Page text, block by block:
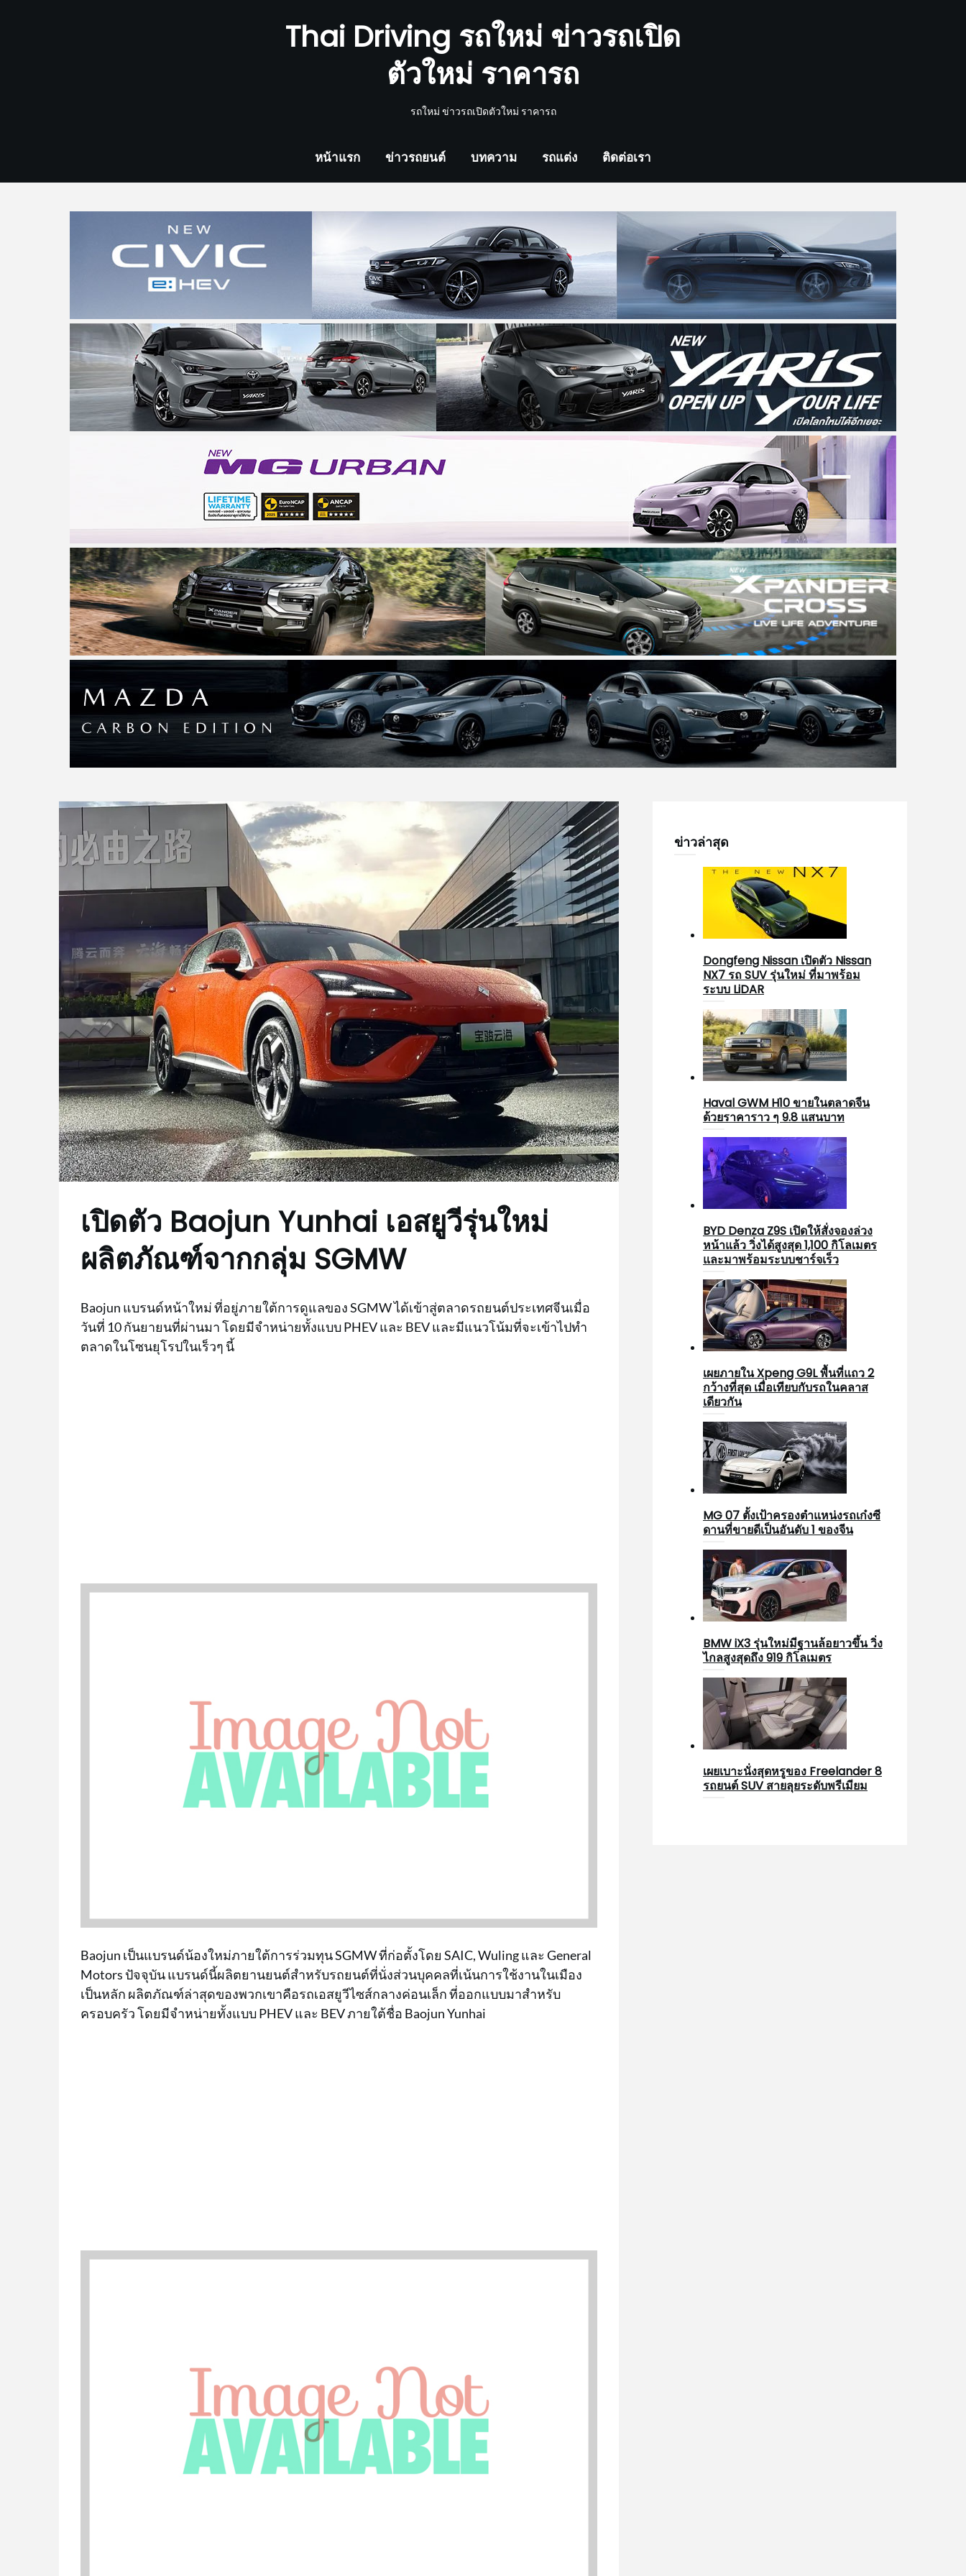
Thai Driving รถใหม่ ข่าวรถเปิด
ตัวใหม่ ราคารถ
รถใหม่ ข่าวรถเปิดตัวใหม่ ราคารถ
หน้าแรก ข่าวรถยนต์ บทความ รถแต่ง ติดต่อเรา
เปิดตัว Baojun Yunhai เอสยูวีรุ่นใหม่
ผลิตภัณฑ์จากกลุ่ม SGMW
Baojun แบรนด์หน้าใหม่ ที่อยู่ภายใต้การดูแลของ SGMW ได้เข้าสู่ตลาดรถยนต์ประเทศจีนเมื่อ
วันที่ 10 กันยายนที่ผ่านมา โดยมีจำหน่ายทั้งแบบ PHEV และ BEV และมีแนวโน้มที่จะเข้าไปทำ
ตลาดในโซนยุโรปในเร็วๆ นี้
Baojun เป็นแบรนด์น้องใหม่ภายใต้การร่วมทุน SGMW ที่ก่อตั้งโดย SAIC, Wuling และ General
Motors ปัจจุบัน แบรนด์นี้ผลิตยานยนต์สำหรับรถยนต์ที่นั่งส่วนบุคคลที่เน้นการใช้งานในเมือง
เป็นหลัก ผลิตภัณฑ์ล่าสุดของพวกเขาคือรถเอสยูวีไซส์กลางค่อนเล็ก ที่ออกแบบมาสำหรับ
ครอบครัว โดยมีจำหน่ายทั้งแบบ PHEV และ BEV ภายใต้ชื่อ Baojun Yunhai
ข่าวล่าสุด
Dongfeng Nissan เปิดตัว Nissan
NX7 รถ SUV รุ่นใหม่ ที่มาพร้อม
ระบบ LiDAR
Haval GWM H10 ขายในตลาดจีน
ด้วยราคาราว ๆ 9.8 แสนบาท
BYD Denza Z9S เปิดให้สั่งจองล่วง
หน้าแล้ว วิ่งได้สูงสุด 1,100 กิโลเมตร
และมาพร้อมระบบชาร์จเร็ว
เผยภายใน Xpeng G9L พื้นที่แถว 2
กว้างที่สุด เมื่อเทียบกับรถในคลาส
เดียวกัน
MG 07 ตั้งเป้าครองตำแหน่งรถเก๋งซี
ดานที่ขายดีเป็นอันดับ 1 ของจีน
BMW iX3 รุ่นใหม่มีฐานล้อยาวขึ้น วิ่ง
ไกลสูงสุดถึง 919 กิโลเมตร
เผยเบาะนั่งสุดหรูของ Freelander 8
รถยนต์ SUV สายลุยระดับพรีเมียม